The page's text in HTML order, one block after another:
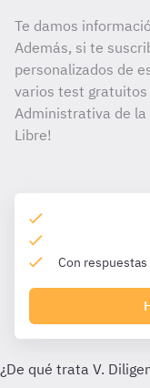
Te damos
Además, si te
personalizados de
varios test
Administrativa de
Libre!
Con